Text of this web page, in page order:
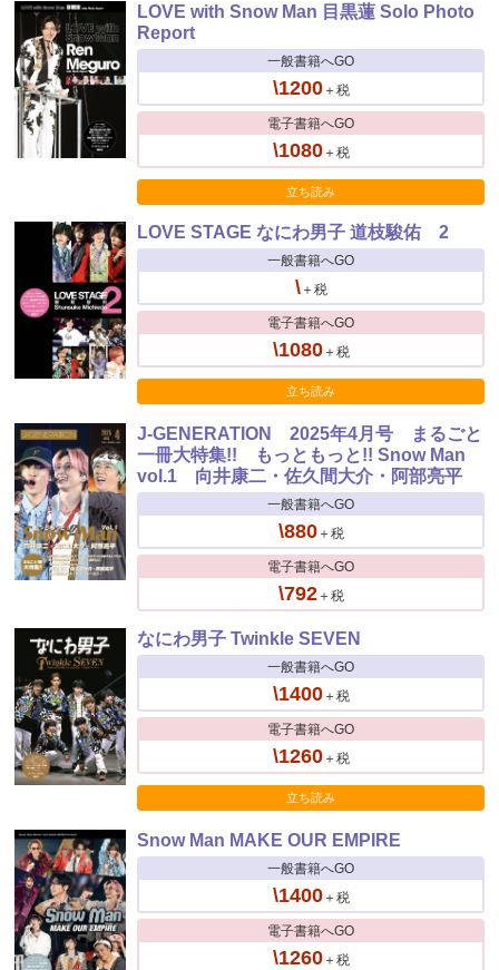
LOVE with Snow Man 目黒蓮 Solo Photo
Report
一般書籍へGO
\1200＋税
電子書籍へGO
\1080＋税
立ち読み
LOVE STAGE なにわ男子 道枝駿佑 2
一般書籍へGO
\＋税
電子書籍へGO
\1080＋税
立ち読み
J-GENERATION 2025年4月号 まるごと
一冊大特集!! もっともっと!! Snow Man
vol.1 向井康二・佐久間大介・阿部亮平
一般書籍へGO
\880＋税
電子書籍へGO
\792＋税
なにわ男子 Twinkle SEVEN
一般書籍へGO
\1400＋税
電子書籍へGO
\1260＋税
立ち読み
Snow Man MAKE OUR EMPIRE
一般書籍へGO
\1400＋税
電子書籍へGO
\1260＋税